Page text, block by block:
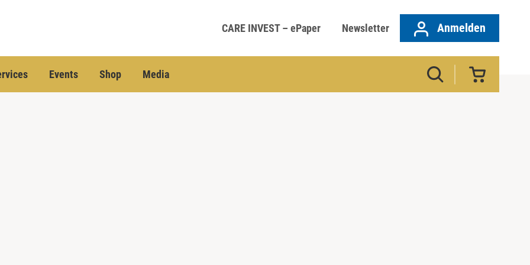
CARE INVEST – ePaper Newsletter Anmelden
Events Shop Media